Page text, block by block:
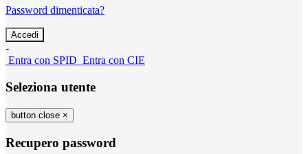
Password dimenticata?
-
Entra con SPID Entra con CIE
Seleziona utente
button close ×
Recupero password